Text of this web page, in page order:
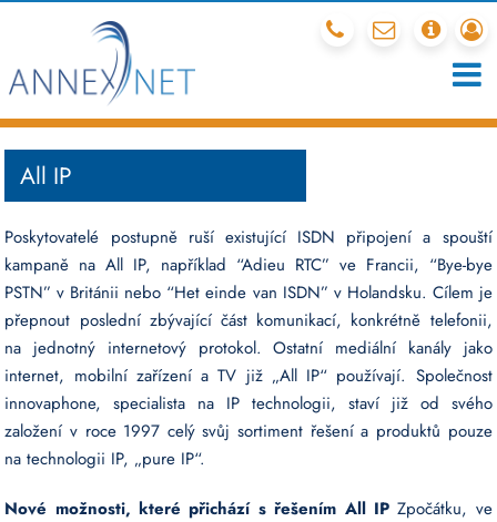
212 341 540
mail
All IP
Poskytovatelé postupně ruší existující ISDN připojení a spouští
kampaně na All IP, například “Adieu RTC” ve Francii, “Bye-bye
PSTN” v Británii nebo “Het einde van ISDN” v Holandsku. Cílem je
přepnout poslední zbývající část komunikací, konkrétně telefonii,
na jednotný internetový protokol. Ostatní mediální kanály jako
internet, mobilní zařízení a TV již „All IP“ používají. Společnost
innovaphone, specialista na IP technologii, staví již od svého
založení v roce 1997 celý svůj sortiment řešení a produktů pouze
na technologii IP, „pure IP“.
Nové možnosti, které přichází s řešením All IPZpočátku, ve